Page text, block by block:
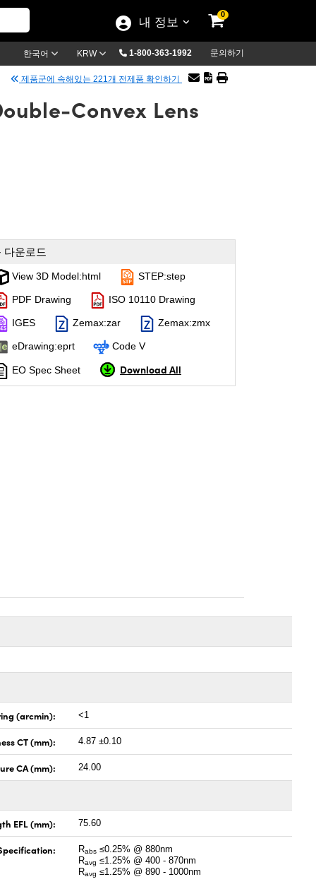
내 정보
0
한국어 KRW 1-800-363-1992 문의하기
제품군에 속해있는 221개 전제품 확인하기
Convex Lens
다운로드
View 3D Model:html STEP:step
PDF Drawing ISO 10110 Drawing
IGES Zemax:zar Zemax:zmx
eDrawing:eprt Code V
EO Spec Sheet Download All
(arcmin): <1
CT (mm): 4.87 ±0.10
CA (mm): 24.00
EFL (mm): 75.60
Rabs ≤0.25% @ 880nm
Ravg ≤1.25% @ 400 - 870nm
Ravg ≤1.25% @ 890 - 1000nm